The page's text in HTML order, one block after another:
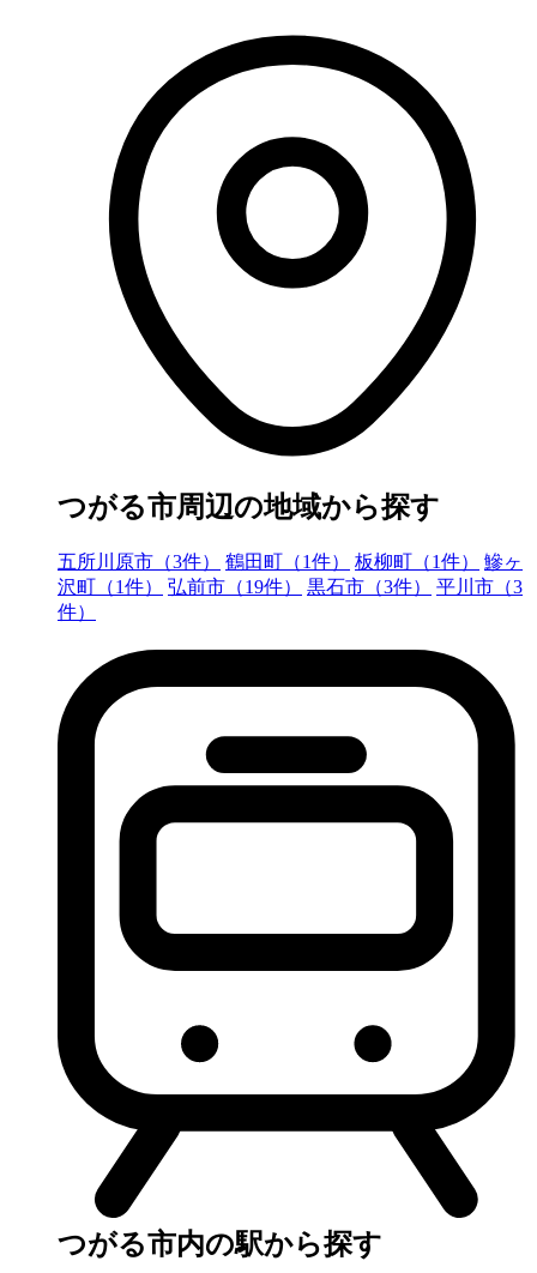
つがる市周辺の地域から探す
五所川原市（3件） 鶴田町（1件） 板柳町（1件）
鰺ヶ
沢町（1件）
弘前市（19件） 黒石市（3件）
平川市（3
件）
つがる市内の駅から探す